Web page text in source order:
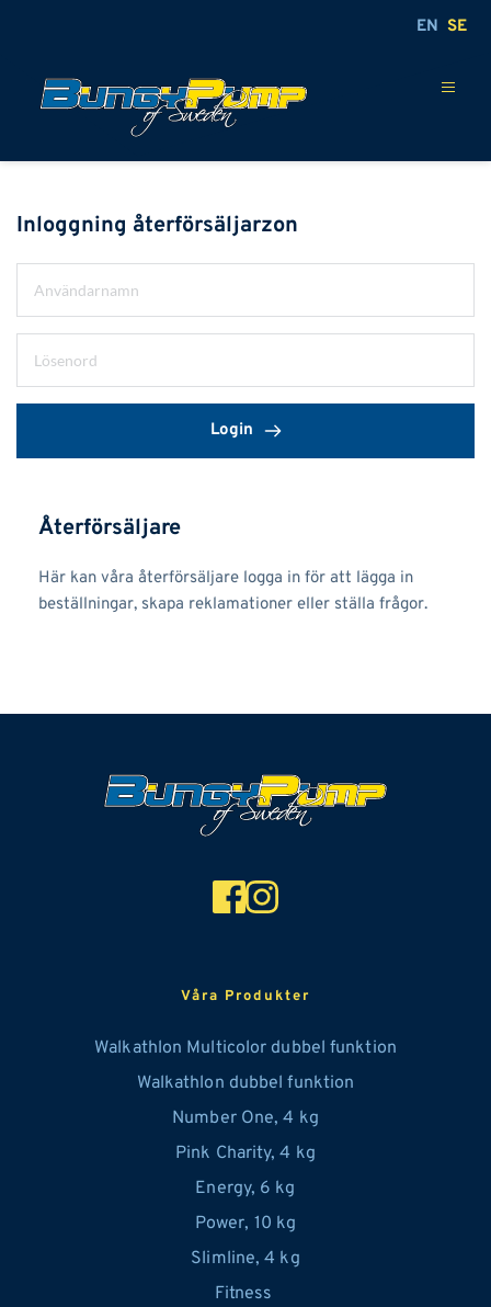
EN SE
Inloggning återförsäljarzon
Login
Återförsäljare
Här kan våra återförsäljare logga in för att lägga in
beställningar, skapa reklamationer eller ställa frågor.
Våra Produkter
Walkathlon Multicolor dubbel funktion
Walkathlon dubbel funktion
Number One, 4 kg
Pink Charity, 4 kg
Energy, 6 kg
Power, 10 kg
Slimline, 4 kg
Fitness